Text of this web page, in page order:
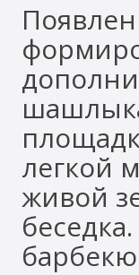
легкой
живой